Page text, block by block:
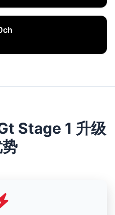
Stage 1 升级